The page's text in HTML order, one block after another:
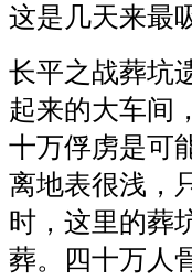
这是几天来最
长平之战葬坑
起来的大车间
十万俘虏是可
离地表很浅，
时，这里的葬
葬。四十万人